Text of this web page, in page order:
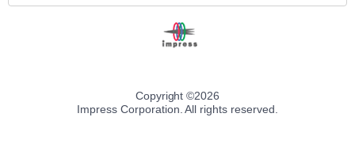
Copyright ©2026
Impress Corporation. All rights reserved.